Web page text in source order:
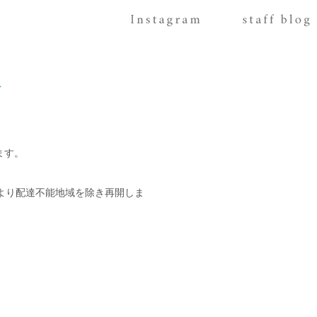
。
配達不能地域を除き再開しま